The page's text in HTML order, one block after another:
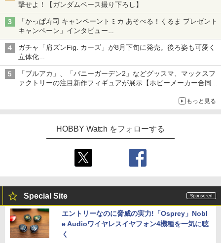
撃せよ！【ガンダムベース撮り下ろし】
「かっぱ寿司 キャンペーントミカ あそべる！くるま プレゼント
キャンペーン」インタビュー
子どもが楽しめるかっぱ寿司ならではの体験とコラボの楽しさを
追求
ガチャ「肩ズンFig. カーズ」が8月下旬に発売。後ろ姿も可愛く
立体化
ライトニング・マックィーンやメーターなど4種がラインナップ
「ブルアカ」、「バニーガーデン2」などグッスマ、マックスフ
ァクトリーの注目新作フィギュアが展示【ホビーメーカー合同展
もっと見る
HOBBY Watch をフォローする
Special Site
エントリーなのに脅威の実力!「Osprey」Nobl
e Audioワイヤレスイヤフォン4機種を一気に聴
く